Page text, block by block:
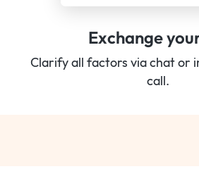
Exchange
Clarify all factors via chat or
call.